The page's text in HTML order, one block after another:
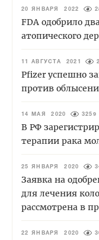
20 ЯНВАРЯ 2022
FDA одобрило
атопического
11 АВГУСТА 2021
Pfizer успешно
против
14 МАЯ 2020 3259
В РФ
терапии рака
25 ЯНВАРЯ 2020
Заявка на
для лечения
рассмотрена в
22 ЯНВАРЯ 2020